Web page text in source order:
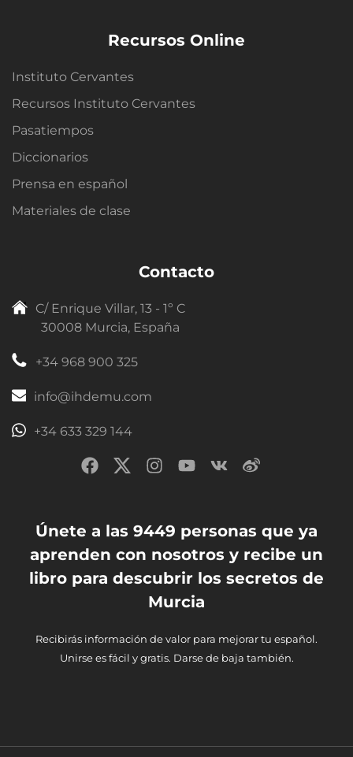
Recursos Online
Instituto Cervantes
Recursos Instituto Cervantes
Pasatiempos
Diccionarios
Prensa en español
Materiales de clase
Contacto
C/ Enrique Villar, 13 - 1º C
30008 Murcia, España
+34 968 900 325
info@ihdemu.com
+34 633 329 144
Únete a las 9449 personas que ya
aprenden con nosotros y recibe un
libro para descubrir los secretos de
Murcia
Recibirás información de valor para mejorar tu español.
Unirse es fácil y gratis. Darse de baja también.